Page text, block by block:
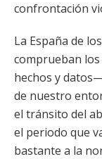
confrontación
La España de
comprueban
hechos y
de nuestro
el tránsito del
el periodo que
bastante a la